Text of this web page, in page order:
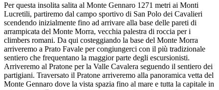
Per questa insolita salita al Monte Gennaro 1271 metri ai Monti
Lucretili, partiremo dal campo sportivo di San Polo dei Cavalieri
scendendo inizialmente fino ad arrivare alla base delle pareti di
arrampicata del Monte Morra, vecchia palestra di roccia per i
climbers romani. Da qui costeggiando la base del Monte Morra
arriveremo a Prato Favale per congiungerci con il più tradizionale
sentiero che frequentano la maggior parte degli escursionisti.
Arriveremo al Pratone per la Valle Cavalera seguendo il sentiero dei
partigiani. Traversato il Pratone arriveremo alla panoramica vetta del
Monte Gennaro dove la vista spazia fino al mare e tutta la capitale in